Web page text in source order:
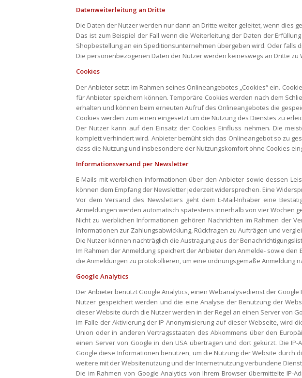
Datenweiterleitung an Dritte
Die Daten der Nutzer werden nur dann an Dritte weiter geleitet, wenn dies
Das ist zum Beispiel der Fall wenn die Weiterleitung der Daten der
Shopbestellung an ein Speditionsunternehmen übergeben wird. Oder
Die personenbezogenen Daten der Nutzer werden keineswegs an Dritte
Cookies
Der Anbieter setzt im Rahmen seines Onlineangebotes „Cookies“ ein.
für Anbieter speichern können. Temporäre Cookies werden nach dem
erhalten und können beim erneuten Aufruf des Onlineangebotes die
Cookies werden zum einen eingesetzt um die Nutzung des Dienstes zu
Der Nutzer kann auf den Einsatz der Cookies Einfluss nehmen. Die
komplett verhindert wird. Anbieter bemüht sich das Onlineangebot so zu
dass die Nutzung und insbesondere der Nutzungskomfort ohne Cookies
Informationsversand per Newsletter
E-Mails mit werblichen Informationen über den Anbieter sowie dessen
können dem Empfang der Newsletter jederzeit widersprechen. Eine
Vor dem Versand des Newsletters geht dem E-Mail-Inhaber eine
Anmeldungen werden automatisch spätestens innerhalb von vier Wochen
Nicht zu werblichen Informationen gehören Nachrichten im Rahmen der
Informationen zur Zahlungsabwicklung, Rückfragen zu Aufträgen und
Die Nutzer können nachträglich die Austragung aus der
Im Rahmen der Anmeldung speichert der Anbieter den Anmelde- sowie
die Anmeldungen zu protokollieren, um eine ordnungsgemäße Anmeldung
Google Analytics
Der Anbieter benutzt Google Analytics, einen Webanalysedienst der Google
Nutzer gespeichert werden und die eine Analyse der Benutzung der
dieser Website durch die Nutzer werden in der Regel an einen Server von
Im Falle der Aktivierung der IP-Anonymisierung auf dieser Webseite, wird
Union oder in anderen Vertragsstaaten des Abkommens über den
einen Server von Google in den USA übertragen und dort gekürzt. Die
Google diese Informationen benutzen, um die Nutzung der Website
weitere mit der Websitenutzung und der Internetnutzung verbundene
Die im Rahmen von Google Analytics von Ihrem Browser übermittelte